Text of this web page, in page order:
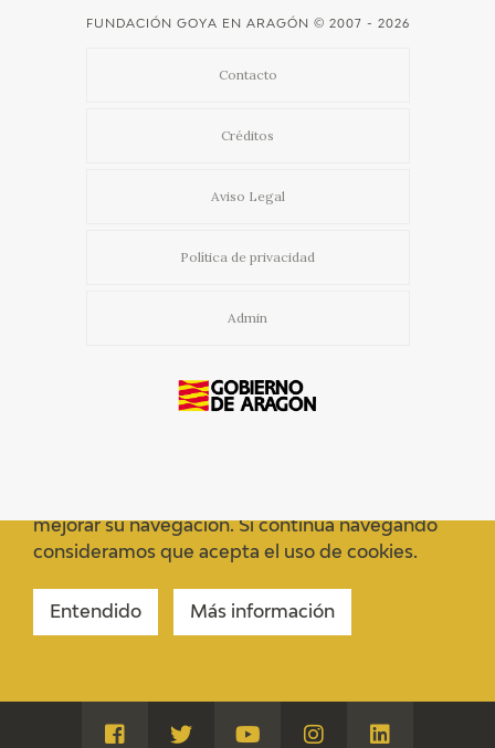
FUNDACIÓN GOYA EN ARAGÓN © 2007 - 2026
Contacto
Créditos
Aviso Legal
Política de privacidad
Admin
mejorar su navegación. Si continua navegando
consideramos que acepta el uso de cookies.
Entendido Más información